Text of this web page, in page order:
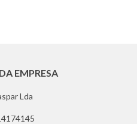
EMPRESA
Lda